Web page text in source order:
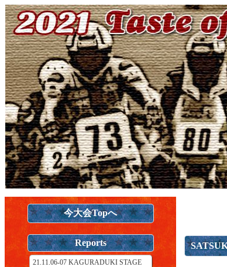
今大会Topへ
Reports
21.11.06-07 KAGURADUKI STAGE